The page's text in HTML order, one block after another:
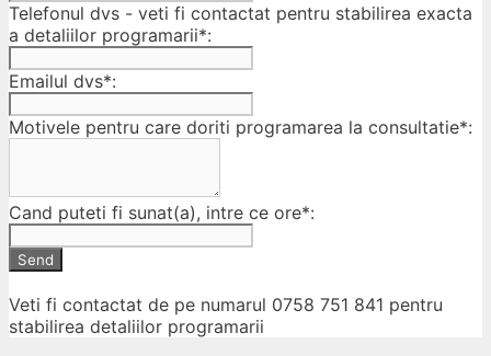
Telefonul dvs - veti fi contactat pentru stabilirea exacta
a detaliilor programarii*:
Emailul dvs*:
Motivele pentru care doriti programarea la consultatie*:
Cand puteti fi sunat(a), intre ce ore*:
Send
Veti fi contactat de pe numarul 0758 751 841 pentru
stabilirea detaliilor programarii